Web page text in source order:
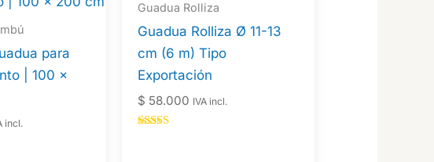
para
| 100 x
incl.
Guadua Rolliza
Guadua Rolliza Ø 11-13
cm (6 m) Tipo
Exportación
$ 58.000 IVA incl.